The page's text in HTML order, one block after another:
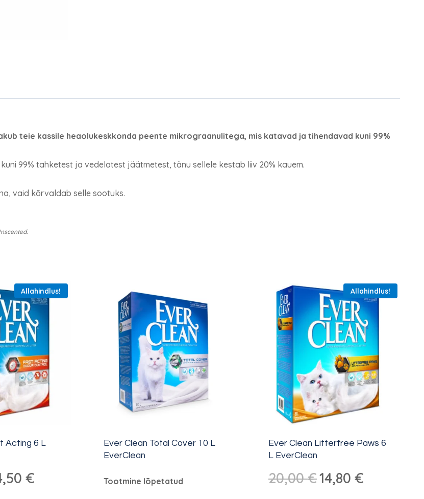
teie kassile heaolukeskkonda peente mikrograanulitega, mis katavad ja tihendavad kuni 99%
99% tahketest ja vedelatest jäätmetest, tänu sellele kestab liiv 20% kauem.
vaid kõrvaldab selle sootuks.
Allahindlus!
Acting 6 L
€
Ever Clean Total Cover 10 L
EverClean
Tootmine lõpetatud
Allahindlus!
Ever Clean Litterfree Paws 6
L EverClean
20,00€ Algne
14,80 €Praegune